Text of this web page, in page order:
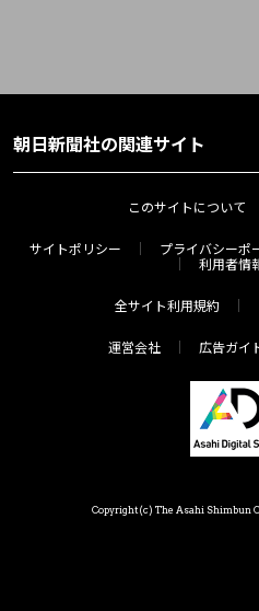
朝日新聞社の関連サイト
このサイトについて
サイトポリシー プライバシーポ
利用者情
全サイト利用規約
運営会社 広告ガイ
Copyright(c) The Asahi Shimbun